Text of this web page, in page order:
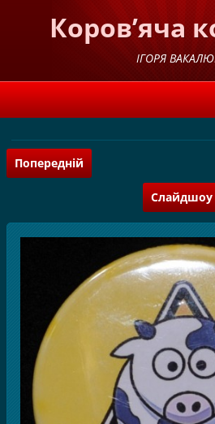
Коров’яча
ІГОРЯ
Попередній
Слайдшоу